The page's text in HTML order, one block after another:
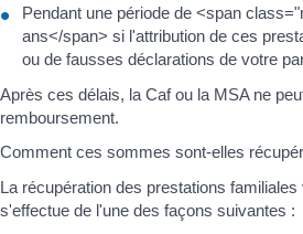
Pendant une période de <span
ans</span> si l'attribution de ces
ou de fausses déclarations de votre
Après ces délais, la Caf ou la MSA ne
remboursement.
Comment ces sommes sont-elles
La récupération des prestations
s'effectue de l'une des façons suivantes :